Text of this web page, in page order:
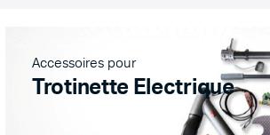
Transformateur et Chargeur
Panneau Solaire
Boites d’alimentation
Accessoires pour
Trotinette Electrique